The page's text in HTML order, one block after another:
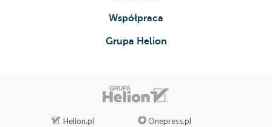
Współpraca
Grupa Helion
Helion.pl
Onepress.pl